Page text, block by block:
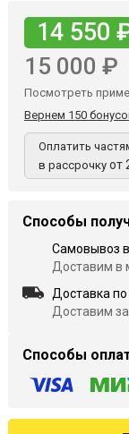
14 550
15 000 ₽
Посмотреть
Вернем 150
Оплатить
в рассрочку от
Способы
Самовывоз в
Доставим в
Доставка
Доставим
Способы